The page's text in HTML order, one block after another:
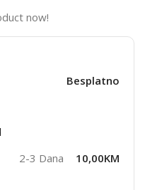
now!
Besplatno
2-3 Dana 10,00KM